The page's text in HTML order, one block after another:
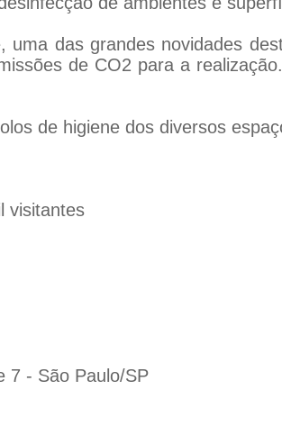
uma das grandes novidades
de CO2 para a
de higiene dos diversos
visitantes
7 - São Paulo/SP